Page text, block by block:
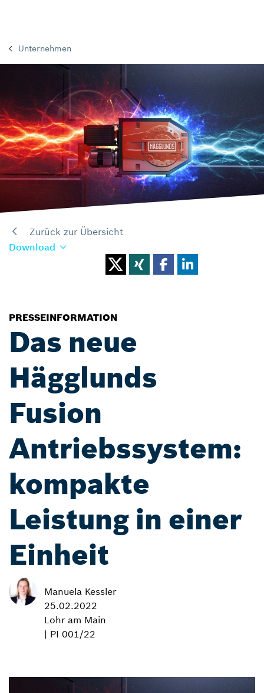
Unternehmen
Zurück zur Übersicht
Download
PRESSEINFORMATION
Das neue
Hägglunds
Fusion
Antriebssystem:
kompakte
Leistung in einer
Einheit
Manuela Kessler
25.02.2022
Lohr am Main
| PI 001/22